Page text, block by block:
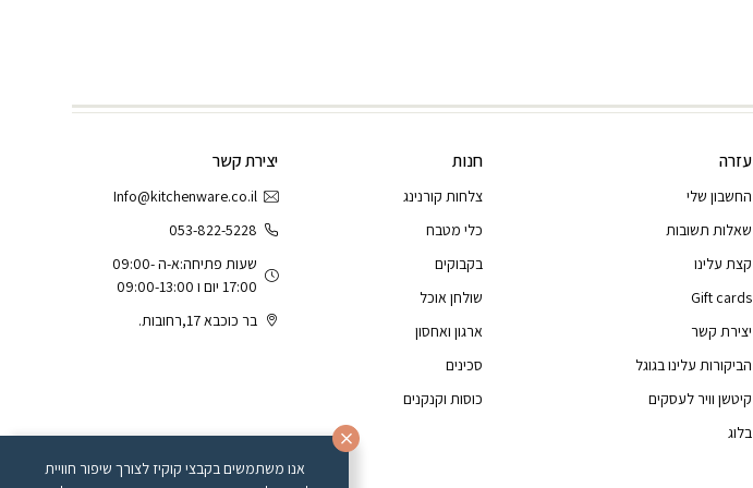
עזרה
החשבון שלי
שאלות תשובות
קצת עלינו
Gift cards
יצירת קשר
הביקורות עלינו בגוגל
קיטשן וויר לעסקים
בלוג
חנות
צלחות קורנינג
כלי מטבח
בקבוקים
שולחן אוכל
ארגון ואחסון
סכינים
כוסות וקנקנים
יצירת קשר
Info@kitchenware.co.il
053-822-5228
שעות פתיחה:א-ה 09:00-
17:00 יום ו 09:00-13:00
בר כוכבא 17,רחובות.
אנו משתמשים בקבצי קוקיז לצורך שיפור חוויית